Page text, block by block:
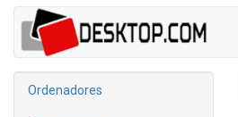
Ordenadores